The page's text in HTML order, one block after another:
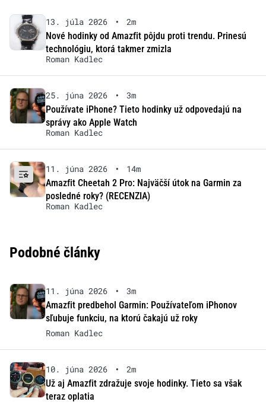
13. júla 2026 •
2m
Nové hodinky od Amazfit pôjdu proti trendu. Prinesú
technológiu, ktorá takmer zmizla
Roman Kadlec
25. júna 2026 •
3m
Používate iPhone? Tieto hodinky už odpovedajú na
správy ako Apple Watch
Roman Kadlec
11. júna 2026 •
14m
Amazfit Cheetah 2 Pro: Najväčší útok na Garmin za
posledné roky? (RECENZIA)
Roman Kadlec
Podobné články
11. júna 2026 •
3m
Amazfit predbehol Garmin: Používateľom iPhonov
sľubuje funkciu, na ktorú čakajú už roky
Roman Kadlec
10. júna 2026 •
2m
Už aj Amazfit zdražuje svoje hodinky. Tieto sa však
teraz oplatia